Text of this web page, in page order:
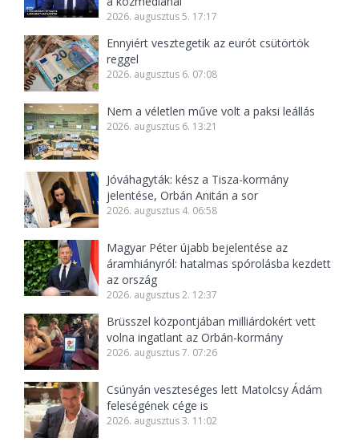
2026. augusztus 5. 17:17
Ennyiért vesztegetik az eurót csütörtök
reggel
2026. augusztus 6. 07:08
Nem a véletlen műve volt a paksi leállás
2026. augusztus 6. 13:21
Jóváhagyták: kész a Tisza-kormány
jelentése, Orbán Anitán a sor
2026. augusztus 4. 06:58
Magyar Péter újabb bejelentése az
áramhiányról: hatalmas spórolásba kezdett
az ország
2026. augusztus 2. 12:37
Brüsszel központjában milliárdokért vett
volna ingatlant az Orbán-kormány
2026. augusztus 7. 07:26
Csúnyán veszteséges lett Matolcsy Ádám
feleségének cége is
2026. augusztus 3. 11:02